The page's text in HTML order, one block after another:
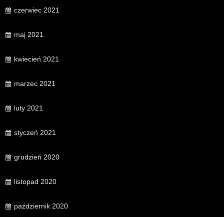
czerwiec 2021
maj 2021
kwiecień 2021
marzec 2021
luty 2021
styczeń 2021
grudzień 2020
listopad 2020
październik 2020